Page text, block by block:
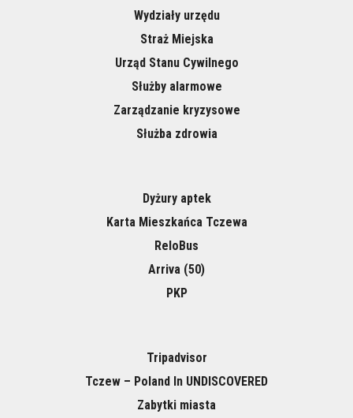
Wydziały urzędu
Straż Miejska
Urząd Stanu Cywilnego
Służby alarmowe
Zarządzanie kryzysowe
Służba zdrowia
Dyżury aptek
Karta Mieszkańca Tczewa
ReloBus
Arriva (50)
PKP
Tripadvisor
Tczew – Poland In UNDISCOVERED
Zabytki miasta